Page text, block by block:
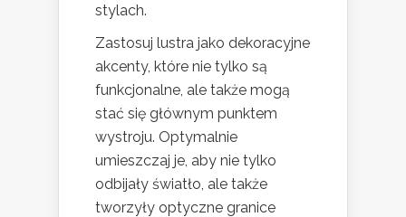
stylach.
Zastosuj lustra jako dekoracyjne
akcenty, które nie tylko są
funkcjonalne, ale także mogą
stać się głównym punktem
wystroju. Optymalnie
umieszczaj je, aby nie tylko
odbijały światło, ale także
tworzyły optyczne granice